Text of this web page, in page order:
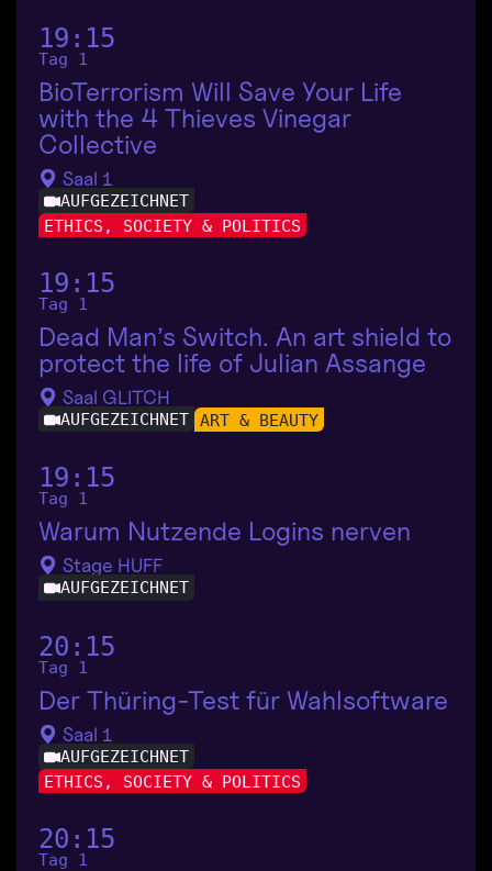
19:15
Tag 1
BioTerrorism Will Save Your Life
with the 4 Thieves Vinegar
Collective
Saal 1
AUFGEZEICHNET
ETHICS, SOCIETY & POLITICS
19:15
Tag 1
Dead Man’s Switch. An art shield to
protect the life of Julian Assange
Saal GLITCH
AUFGEZEICHNET ART & BEAUTY
19:15
Tag 1
Warum Nutzende Logins nerven
Stage HUFF
AUFGEZEICHNET
20:15
Tag 1
Der Thüring-Test für Wahlsoftware
Saal 1
AUFGEZEICHNET
ETHICS, SOCIETY & POLITICS
20:15
Tag 1